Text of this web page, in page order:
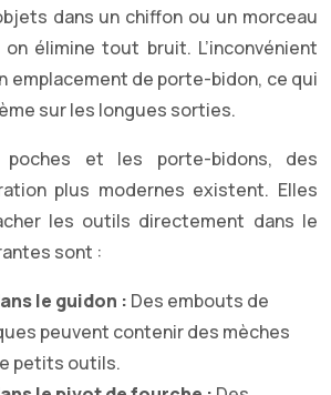
dans un chiffon ou un morceau
élimine tout bruit. L’inconvénient
emplacement de porte-bidon, ce qui
sur les longues sorties.
et les porte-bidons, des
plus modernes existent. Elles
les outils directement dans le
sont :
le guidon : Des embouts de
peuvent contenir des mèches
petits outils.